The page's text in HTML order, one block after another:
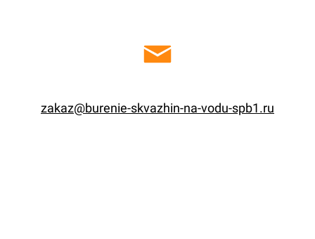
zakaz@burenie-skvazhin-na-vodu-spb1.ru